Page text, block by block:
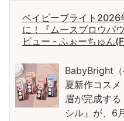
ベイビーブライト2026
に！『ムースブロウパ
ビュー - ふぉーちゅん
BabyBright
夏新作コス
眉が完成す
シル』が、6